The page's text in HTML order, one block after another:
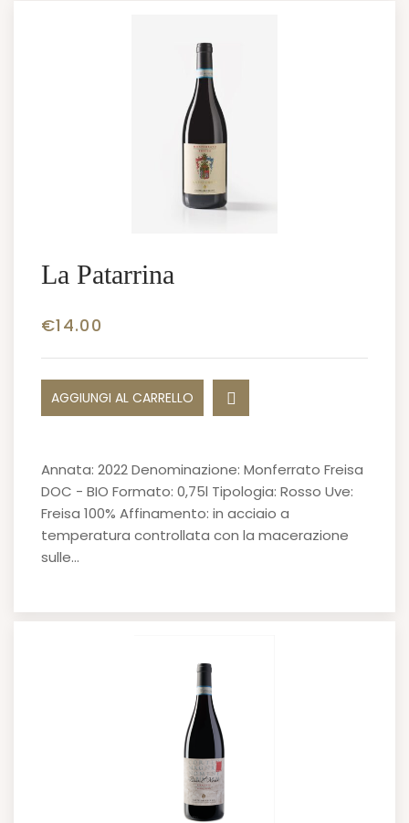
La Patarrina
€14.00
AGGIUNGI AL CARRELLO
Annata: 2022 Denominazione: Monferrato Freisa
DOC - BIO Formato: 0,75l Tipologia: Rosso Uve:
Freisa 100% Affinamento: in acciaio a
temperatura controllata con la macerazione
sulle…